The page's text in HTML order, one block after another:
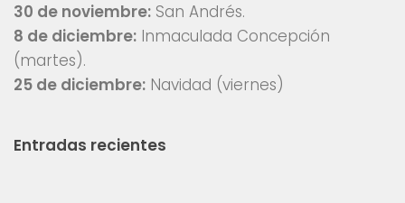
30 de noviembre: San Andrés.
8 de diciembre: Inmaculada Concepción
(martes).
25 de diciembre: Navidad (viernes)
Entradas recientes